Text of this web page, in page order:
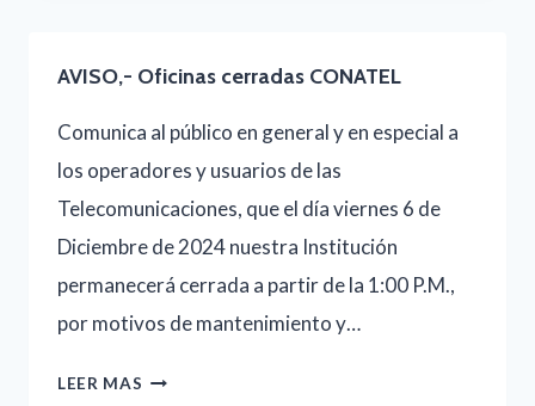
NACIONAL
DE
ATRIBUCIÓN
DE
FRECUENCIAS
(PNAF)
AVISO,- Oficinas cerradas CONATEL
Comunica al público en general y en especial a
los operadores y usuarios de las
Telecomunicaciones, que el día viernes 6 de
Diciembre de 2024 nuestra Institución
permanecerá cerrada a partir de la 1:00 P.M.,
por motivos de mantenimiento y…
LEER MAS AVISO,-